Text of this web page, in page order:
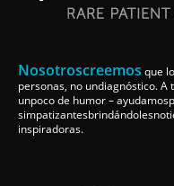
Nosotroscreemos que
personas, no undiagnóstico. A
unpoco de humor –
inspiradoras.